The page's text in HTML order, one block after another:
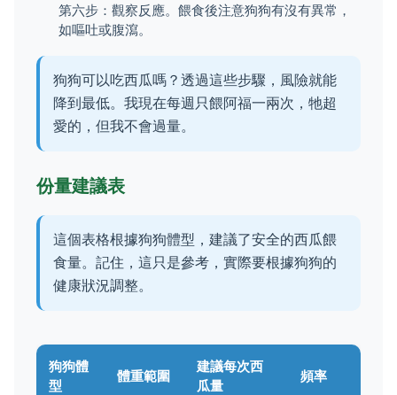
第六步：觀察反應。餵食後注意狗狗有沒有異常，
如嘔吐或腹瀉。
狗狗可以吃西瓜嗎？透過這些步驟，風險就能
降到最低。我現在每週只餵阿福一兩次，牠超
愛的，但我不會過量。
份量建議表
這個表格根據狗狗體型，建議了安全的西瓜餵
食量。記住，這只是參考，實際要根據狗狗的
健康狀況調整。
狗狗體
型
體重範圍
建議每次西
瓜量
頻率